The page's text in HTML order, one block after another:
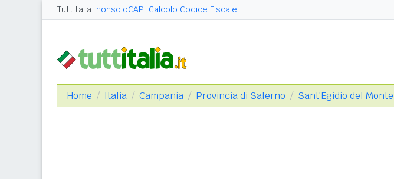
Tuttitalia nonsoloCAP Calcolo Codice Fiscale
Home Italia Campania Provincia di Salerno Sant'Egidio del